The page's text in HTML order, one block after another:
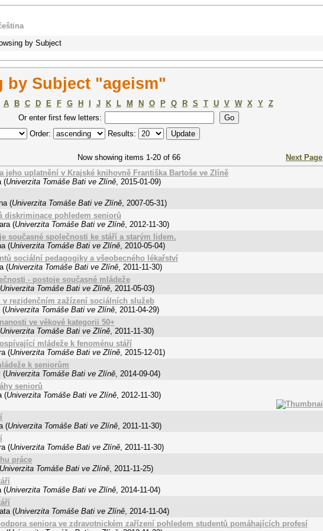
by Subject
by Subject "ageism"
A B C D E F G H J K L M N O P Q R S T U V W X Y
Z
Or enter first few letters:
Order: Results:
Now showing items 1-20 of 66
Next Page
jeho uplatnění v Krajské knihovně Františka Bartoše ve Zlíně
(Univerzita Tomáše Bati ve Zlíně, 2015-01-09)
(Univerzita Tomáše Bati ve Zlíně, 2007-05-31)
diskriminace pohledem seniorů
(Univerzita Tomáše Bati ve Zlíně, 2012-11-30)
současné společnosti ke stáří a starým lidem.
(Univerzita Tomáše Bati ve Zlíně, 2010-05-04)
sociální pedagogiky a všeobecného lékařství
(Univerzita Tomáše Bati ve Zlíně, 2011-11-30)
- postoje současné mládeže
Univerzita Tomáše Bati ve Zlíně, 2011-05-03)
v rezidenčním zažízení sociálních služeb
(Univerzita Tomáše Bati ve Zlíně, 2011-04-29)
ve věkové kategorii 50+
Univerzita Tomáše Bati ve Zlíně, 2011-11-30)
mládeže k fenoménu stáří
(Univerzita Tomáše Bati ve Zlíně, 2015-12-01)
k seniorům
(Univerzita Tomáše Bati ve Zlíně, 2014-09-04)
seniorů
(Univerzita Tomáše Bati ve Zlíně, 2012-11-30)
(Univerzita Tomáše Bati ve Zlíně, 2011-11-30)
(Univerzita Tomáše Bati ve Zlíně, 2011-11-30)
práce
Univerzita Tomáše Bati ve Zlíně, 2011-11-25)
(Univerzita Tomáše Bati ve Zlíně, 2014-11-04)
(Univerzita Tomáše Bati ve Zlíně, 2014-11-04)
seniora ve zdravotnickém zařízení pohledem studentů pomáhajících profesí